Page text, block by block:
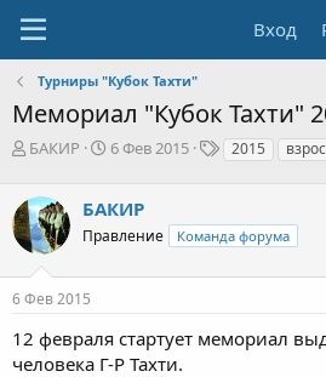
Вход
Турниры "Кубок Тахти"
Мемориал "Кубок Тахти"
А
о
р
т
е
м
БАКИР
Д
а
н
ч
а
6 Фев 2015
Т2015
БАКИР
Правление Команда форума
6 Фев 2015
12 февраля стартует мемориал
человека Г-Р Тахти.